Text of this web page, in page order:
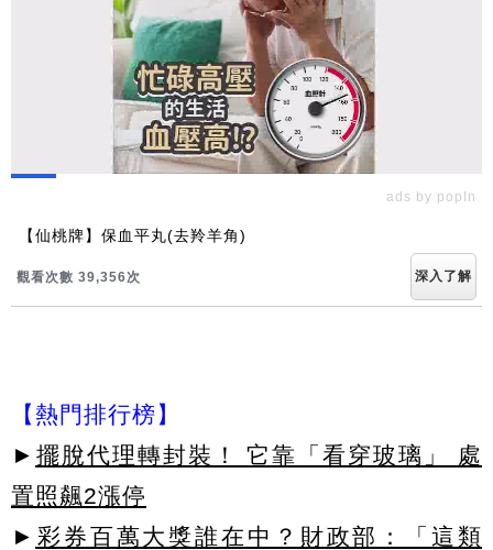
ads by popIn
【仙桃牌】保血平丸(去羚羊角)
觀看次數 39,356次 深入了解
【熱門排行榜】
► 擺脫代理轉封裝！ 它靠「看穿玻璃」 處
置照飆2漲停
► 彩券百萬大獎誰在中？財政部：「這類